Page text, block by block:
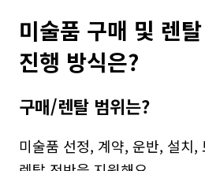
미술품 구매 및 렌
진행 방식은?
구매/렌탈 범위는?
미술품 선정, 계약, 운반, 설치,